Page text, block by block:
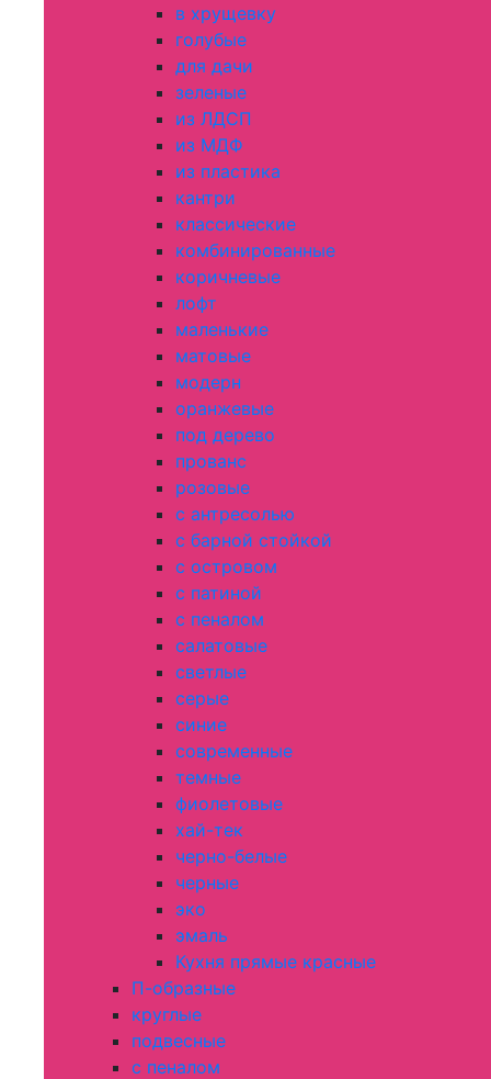
в хрущевку
голубые
для дачи
зеленые
из ЛДСП
из МДФ
из пластика
кантри
классические
комбинированные
коричневые
лофт
маленькие
матовые
модерн
оранжевые
под дерево
прованс
розовые
с антресолью
с барной стойкой
с островом
с патиной
с пеналом
салатовые
светлые
серые
синие
современные
темные
фиолетовые
хай-тек
черно-белые
черные
эко
эмаль
Кухня прямые красные
П-образные
круглые
подвесные
с пеналом